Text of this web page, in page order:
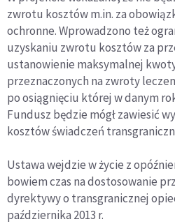
zwrotu kosztów m.in. za
ochronne. Wprowadzono też
uzyskaniu zwrotu kosztów za
ustanowienie maksymalnej
przeznaczonych na zwroty
po osiągnięciu której w danym
Fundusz będzie mógł zawiesić
kosztów świadczeń
Ustawa wejdzie w życie z
bowiem czas na dostosowanie
dyrektywy o transgranicznej
października 2013 r.